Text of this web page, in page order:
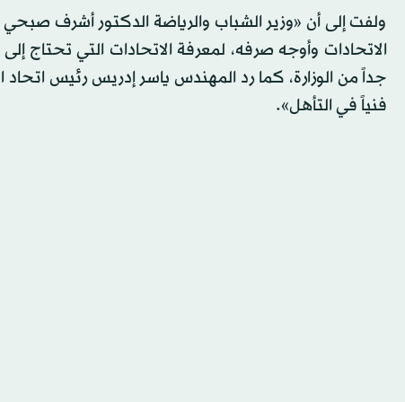
ولفت إلى أن «وزير الشباب والرياضة الدكتور أشرف
الاتحادات وأوجه صرفه، لمعرفة الاتحادات التي تحتاج
جداً من الوزارة، كما رد المهندس ياسر إدريس رئيس
فنياً في التأهل».